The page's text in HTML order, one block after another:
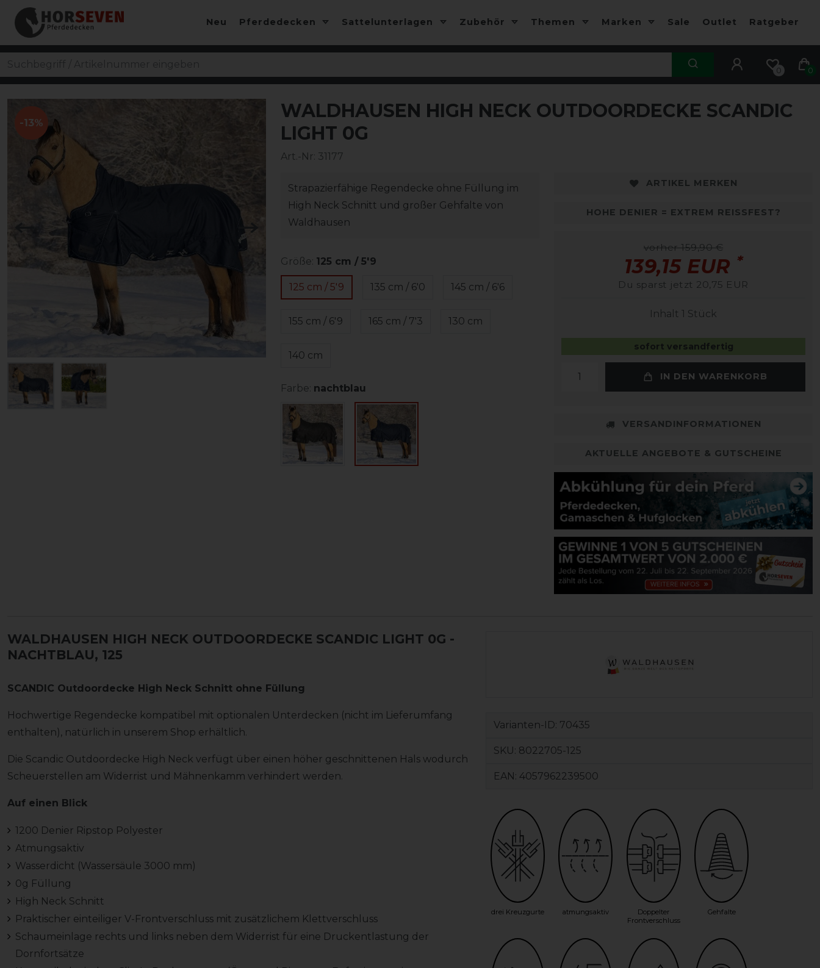
Neu Pferdedecken Sattelunterlagen Zubehör Themen Marken Sale Outlet Ratgeber
0 0
-13%
WALDHAUSEN HIGH NECK OUTDOORDECKE SCANDIC
LIGHT 0G
Art.-Nr: 31177
Strapazierfähige Regendecke ohne Füllung im
High Neck Schnitt und großer Gehfalte von
Waldhausen
Größe: 125 cm / 5'9
125 cm / 5'9 135 cm / 6'0 145 cm / 6'6
155 cm / 6'9 165 cm / 7'3 130 cm
140 cm
Farbe: nachtblau
ARTIKEL MERKEN
HOHE DENIER = EXTREM REISSFEST?
vorher 159,90 €
139,15 EUR *
Du sparst jetzt 20,75 EUR
Inhalt 1 Stück
sofort versandfertig
IN DEN WARENKORB
VERSANDINFORMATIONEN
AKTUELLE ANGEBOTE & GUTSCHEINE
WALDHAUSEN HIGH NECK OUTDOORDECKE SCANDIC LIGHT 0G -
NACHTBLAU, 125
SCANDIC Outdoordecke High Neck Schnitt ohne Füllung
Hochwertige Regendecke kompatibel mit optionalen Unterdecken (nicht im Lieferumfang
enthalten), natürlich in unserem Shop erhältlich.
Die Scandic Outdoordecke High Neck verfügt über einen höher geschnittenen Hals wodurch
Scheuerstellen am Widerrist und Mähnenkamm verhindert werden.
Auf einen Blick
1200 Denier Ripstop Polyester
Atmungsaktiv
Wasserdicht (Wassersäule 3000 mm)
0g Füllung
High Neck Schnitt
Praktischer einteiliger V-Frontverschluss mit zusätzlichem Klettverschluss
Schaumeinlage rechts und links neben dem Widerrist für eine Druckentlastung der
Dornfortsätze
Varianten-ID: 70435
SKU: 8022705-125
EAN: 4057962239500
drei Kreuzgurte atmungsaktiv
Doppelter
Frontverschluss
Gehfalte